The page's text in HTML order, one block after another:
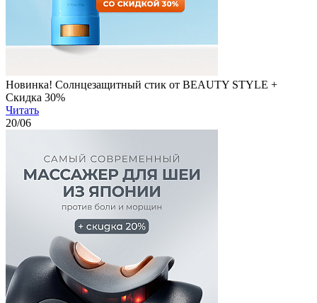
Новинка! Солнцезащитный стик от BEAUTY STYLE +
Скидка 30%
Читать
20/06